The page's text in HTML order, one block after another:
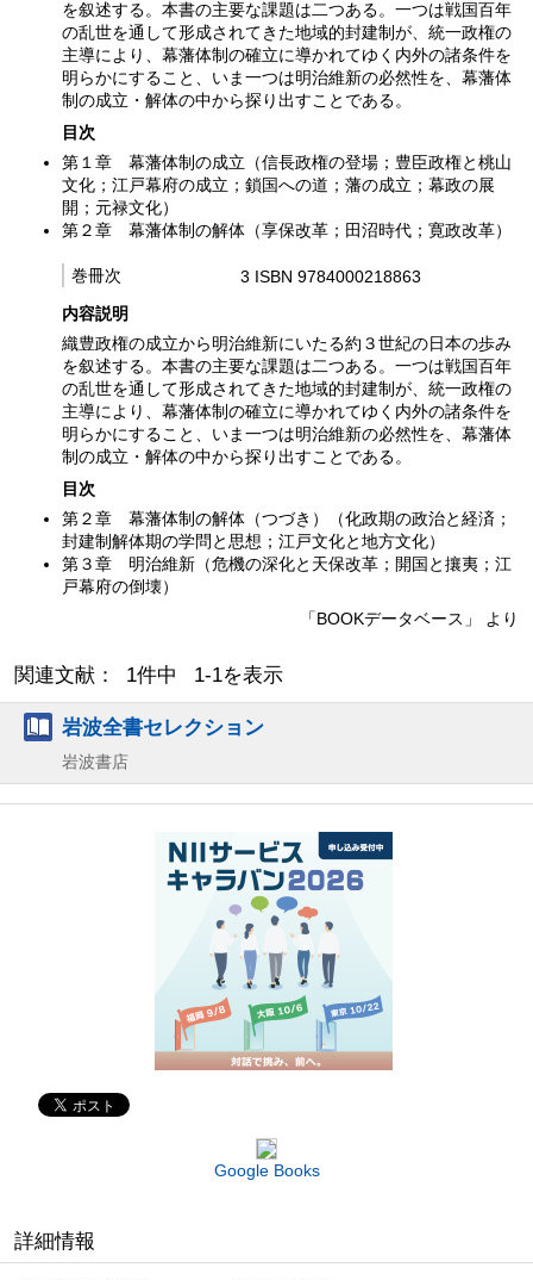
を叙述する。本書の主要な課題は二つある。一つは戦国百年
の乱世を通して形成されてきた地域的封建制が、統一政権の
主導により、幕藩体制の確立に導かれてゆく内外の諸条件を
明らかにすること、いま一つは明治維新の必然性を、幕藩体
制の成立・解体の中から探り出すことである。
目次
第１章 幕藩体制の成立（信長政権の登場；豊臣政権と桃山
文化；江戸幕府の成立；鎖国への道；藩の成立；幕政の展
開；元禄文化）
第２章 幕藩体制の解体（享保改革；田沼時代；寛政改革）
巻冊次
3 ISBN 9784000218863
内容説明
織豊政権の成立から明治維新にいたる約３世紀の日本の歩み
を叙述する。本書の主要な課題は二つある。一つは戦国百年
の乱世を通して形成されてきた地域的封建制が、統一政権の
主導により、幕藩体制の確立に導かれてゆく内外の諸条件を
明らかにすること、いま一つは明治維新の必然性を、幕藩体
制の成立・解体の中から探り出すことである。
目次
第２章 幕藩体制の解体（つづき）（化政期の政治と経済；
封建制解体期の学問と思想；江戸文化と地方文化）
第３章 明治維新（危機の深化と天保改革；開国と攘夷；江
戸幕府の倒壊）
「BOOKデータベース」 より
関連文献： 1件中 1-1を表示
岩波全書セレクション
岩波書店
Google Books
詳細情報